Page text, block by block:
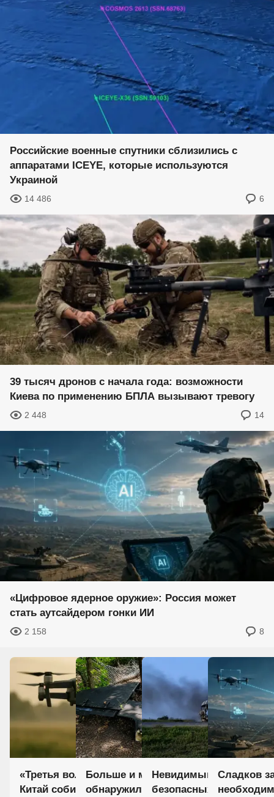
Российские военные спутники сблизились с
аппаратами ICEYE, которые используются
Украиной
14 486 6
39 тысяч дронов с начала года: возможности
Киева по применению БПЛА вызывают тревогу
2 448 14
«Цифровое ядерное оружие»: Россия может
стать аутсайдером гонки ИИ
2 158 8
«Третья волна добивает»: как
Китай собирается взламывать
Больше и мощнее: ВСУ
обнаружили новые версии
Невидимый фронт
безопасных дорог
Сладков